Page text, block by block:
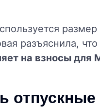
разъяснила,
на взносы для